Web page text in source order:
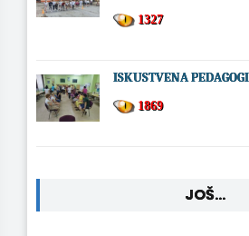
1327
ISKUSTVENA
1869
JOŠ...